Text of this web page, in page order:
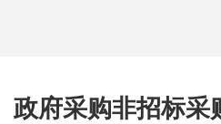
政府采购非招标采